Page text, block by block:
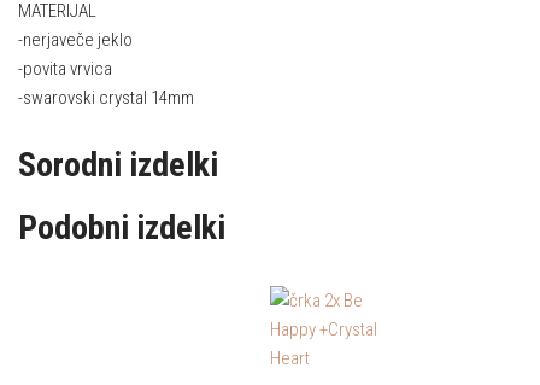
MATERIJAL
-nerjaveče jeklo
-povita vrvica
-swarovski crystal 14mm
Sorodni izdelki
Podobni izdelki